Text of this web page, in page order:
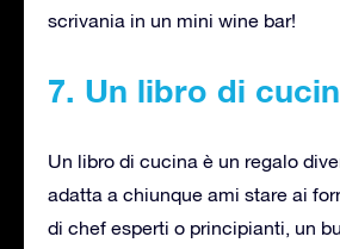
scrivania in un mini wine bar!
7. Un libro di
Un libro di cucina è un regalo
adatta a chiunque ami stare ai
di chef esperti o principianti, un